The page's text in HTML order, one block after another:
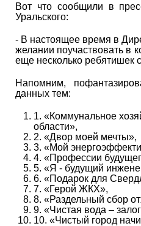
Вот что сообщили в
Уральского:
- В настоящее время в
желании поучаствовать в
еще несколько ребятишек
Напомним,
данных тем:
1. «Коммунальное
области»,
2. «Двор моей мечты»,
3. «Мой
4. «Профессии
5. «Я - будущий
6. «Подарок для
7. «Герой ЖКХ»,
8. «Раздельный сбор
9. «Чистая вода –
10. «Чистый город